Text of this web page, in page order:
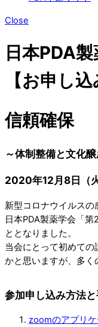
Close
日本PDA
【お申し込
信頼確保
～体制整備と文化醸
2020年12月8日（
新型コロナウイルス
日本PDA製薬学会「
ととなりました。
当会にとって初めて
かと思いますが、多く
参加申し込み方法
zoomのアプリ